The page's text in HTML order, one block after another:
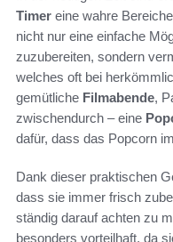
Timer eine wahre
nicht nur eine einfache
zuzubereiten, sondern
welches oft bei
gemütliche Filmabende,
zwischendurch – eine
dafür, dass das Popcorn
Dank dieser praktischen
dass sie immer frisch
ständig darauf achten zu
besonders vorteilhaft, da